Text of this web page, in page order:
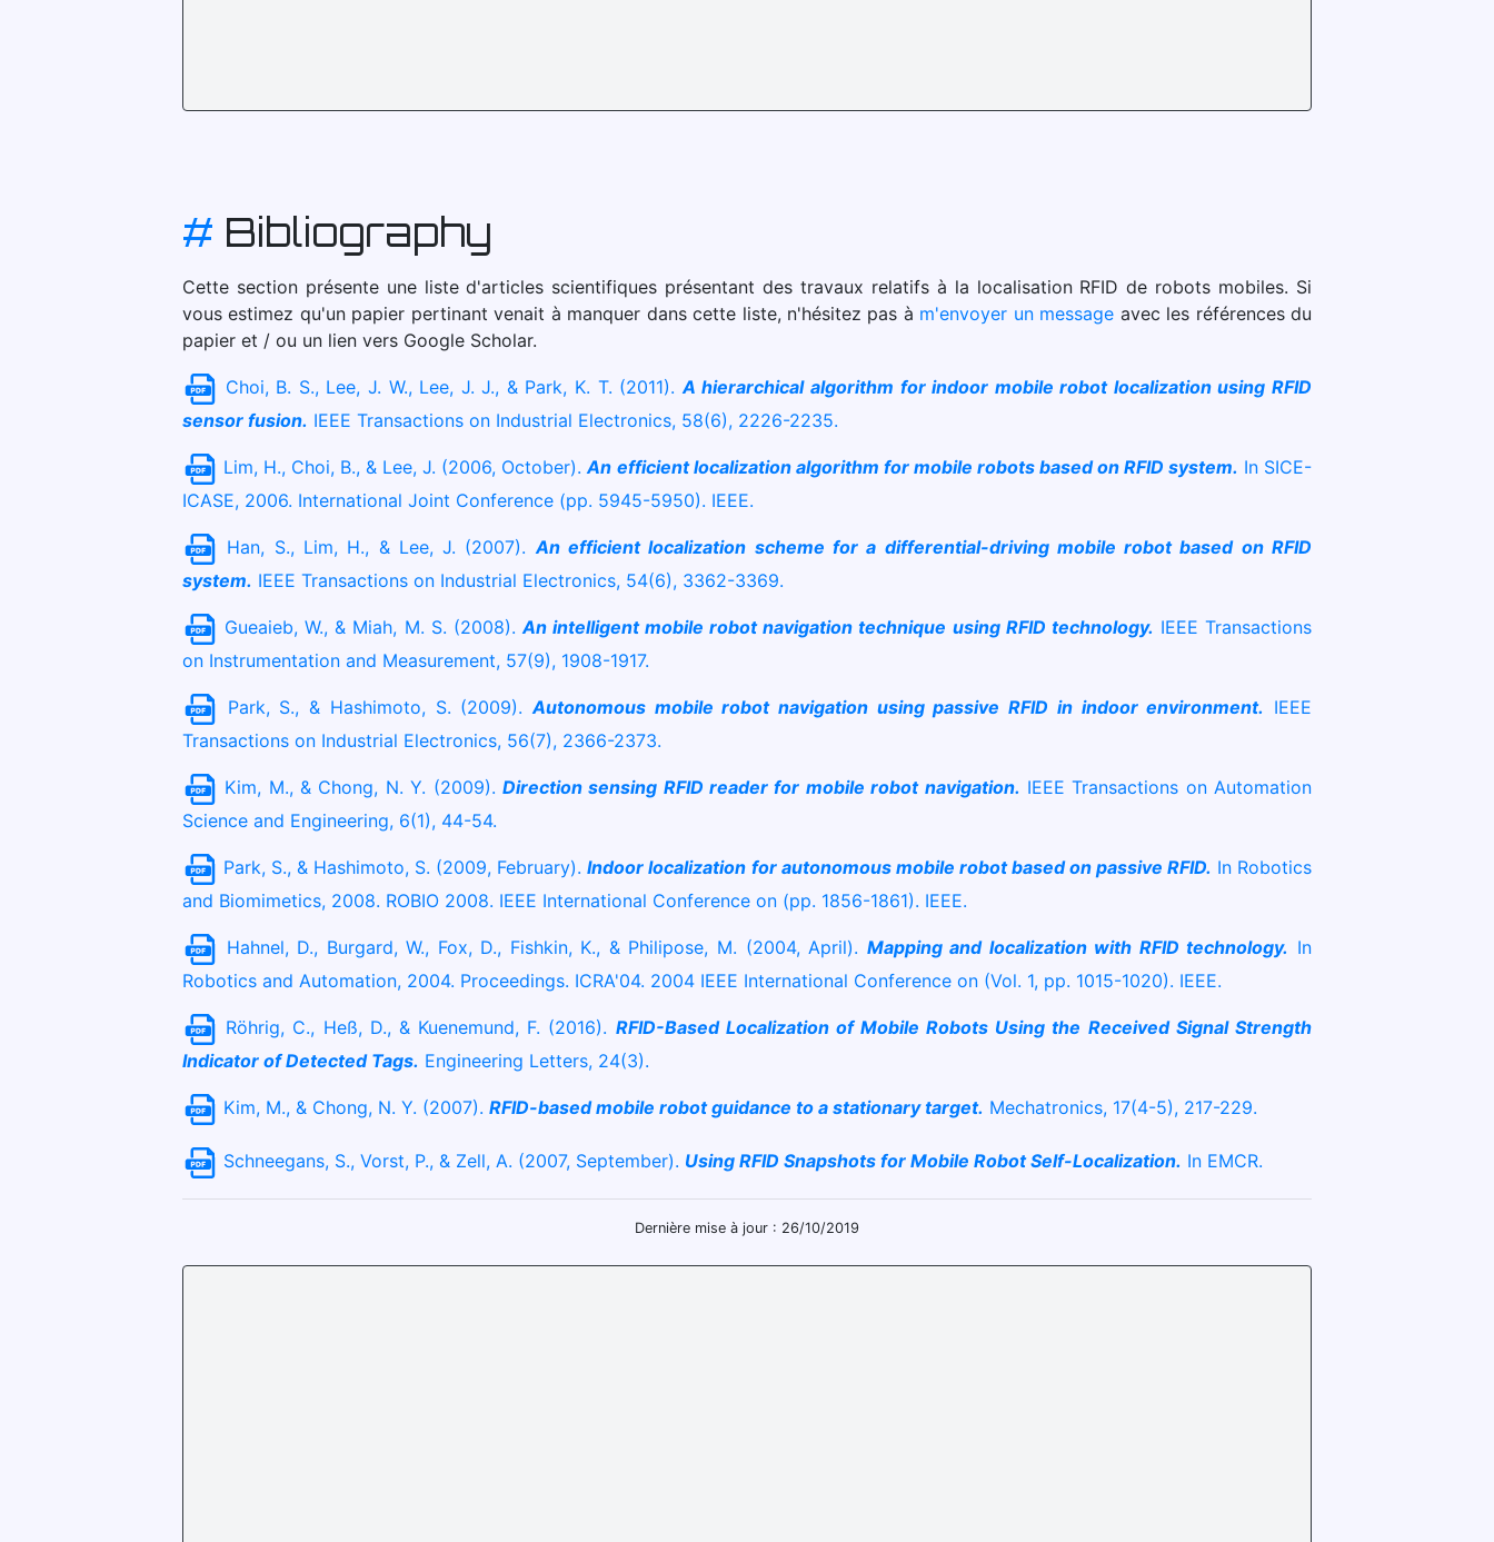
# Bibliography
Cette section présente une liste d'articles scientifiques présentant des travaux relatifs à la localisation RFID de robots mobiles. Si
vous estimez qu'un papier pertinant venait à manquer dans cette liste, n'hésitez pas à m'envoyer un message avec les références du
papier et / ou un lien vers Google Scholar.
Choi, B. S., Lee, J. W., Lee, J. J., & Park, K. T. (2011).A hierarchical algorithm for indoor mobile robot localization using RFID
sensor fusion. IEEE Transactions on Industrial Electronics, 58(6), 2226-2235.
Lim, H., Choi, B., & Lee, J. (2006, October).An efficient localization algorithm for mobile robots based on RFID system. In SICE-
ICASE, 2006. International Joint Conference (pp. 5945-5950). IEEE.
Han, S., Lim, H., & Lee, J. (2007).An efficient localization scheme for a differential-driving mobile robot based on RFID
system. IEEE Transactions on Industrial Electronics, 54(6), 3362-3369.
Gueaieb, W., & Miah, M. S. (2008).An intelligent mobile robot navigation technique using RFID technology. IEEE Transactions
on Instrumentation and Measurement, 57(9), 1908-1917.
Park, S., & Hashimoto, S. (2009).Autonomous mobile robot navigation using passive RFID in indoor environment. IEEE
Transactions on Industrial Electronics, 56(7), 2366-2373.
Kim, M., & Chong, N. Y. (2009). Direction sensing RFID reader for mobile robot navigation. IEEE Transactions on Automation
Science and Engineering, 6(1), 44-54.
Park, S., & Hashimoto, S. (2009, February).Indoor localization for autonomous mobile robot based on passive RFID. In Robotics
and Biomimetics, 2008. ROBIO 2008. IEEE International Conference on (pp. 1856-1861). IEEE.
Hahnel, D., Burgard, W., Fox, D., Fishkin, K., & Philipose, M. (2004, April). Mapping and localization with RFID technology. In
Robotics and Automation, 2004. Proceedings. ICRA'04. 2004 IEEE International Conference on (Vol. 1, pp. 1015-1020). IEEE.
Röhrig, C., Heß, D., & Kuenemund, F. (2016). RFID-Based Localization of Mobile Robots Using the Received Signal Strength
Indicator of Detected Tags. Engineering Letters, 24(3).
Kim, M., & Chong, N. Y. (2007). RFID-based mobile robot guidance to a stationary target. Mechatronics, 17(4-5), 217-229.
Schneegans, S., Vorst, P., & Zell, A. (2007, September). Using RFID Snapshots for Mobile Robot Self-Localization. In EMCR.
Dernière mise à jour : 26/10/2019